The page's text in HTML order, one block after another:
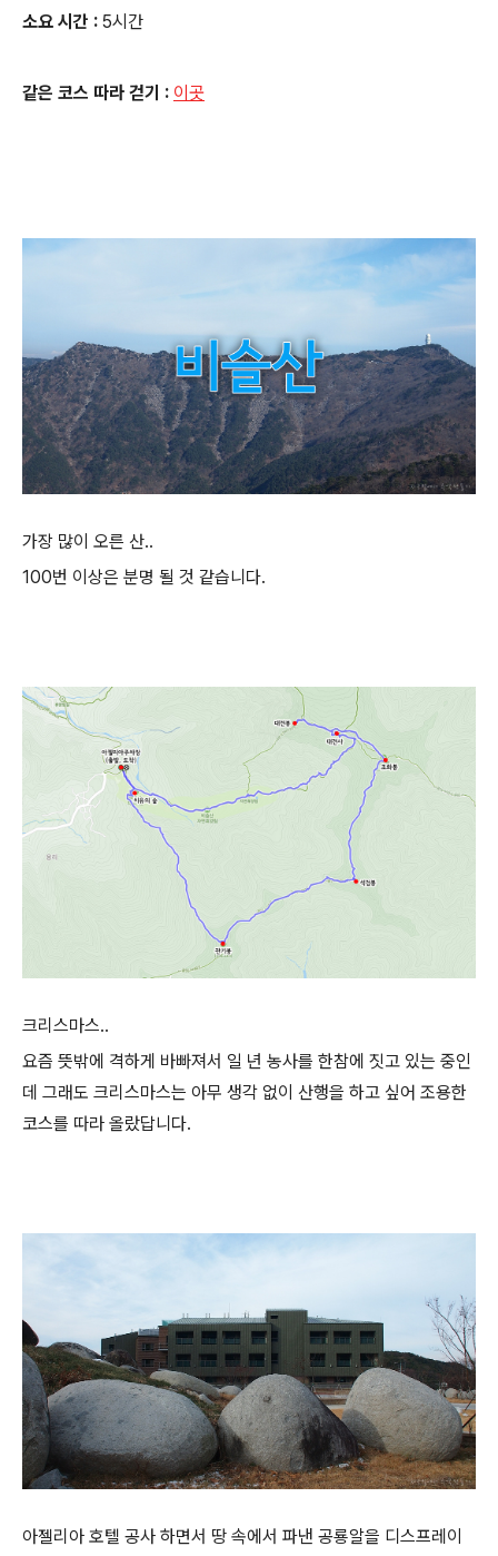
소요 시간 : 5시간
같은 코스 따라 걷기 : 이곳
가장 많이 오른 산..
100번 이상은 분명 될 것 같습니다.
크리스마스..
요즘 뜻밖에 격하게 바빠져서 일 년 농사를 한참에 짓고 있는 중인
데 그래도 크리스마스는 아무 생각 없이 산행을 하고 싶어 조용한
코스를 따라 올랐답니다.
아젤리아 호텔 공사 하면서 땅 속에서 파낸 공룡알을 디스프레이